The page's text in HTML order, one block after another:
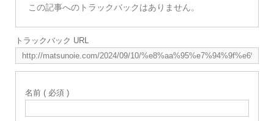
この記事へのトラックバックはありません。
トラックバック URL
名前 ( 必須 )